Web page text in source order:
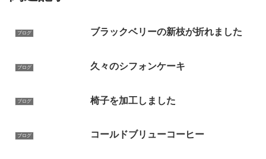
ブログ ブラックベリーの新枝が折れました
ブログ 久々のシフォンケーキ
ブログ 椅子を加工しました
ブログ コールドブリューコーヒー